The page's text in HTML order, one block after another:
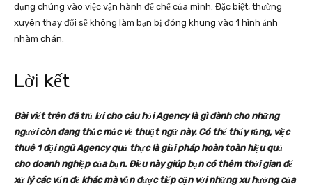
dụng chúng vào việc vận hành đế chế của mình. Đặc biệt, thường
xuyên thay đổi sẽ không làm bạn bị đóng khung vào 1 hình ảnh
nhàm chán.
Lời kết
Bài viết trên đã trả lời cho câu hỏi Agency là gì dành cho những
người còn đang thắc mắc về thuật ngữ này. Có thể thấy rằng, việc
thuê 1 đội ngũ Agency quả thực là giải pháp hoàn toàn hiệu quả
cho doanh nghiệp của bạn. Điều này giúp bạn có thêm thời gian để
xử lý các vấn đề khác mà vẫn được tiếp cận với những xu hướng của